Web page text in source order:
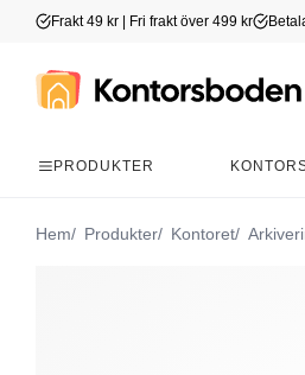
Frakt 49 kr | Fri frakt över 499 kr
PRODUKTER
Hem Produkter Kontoret